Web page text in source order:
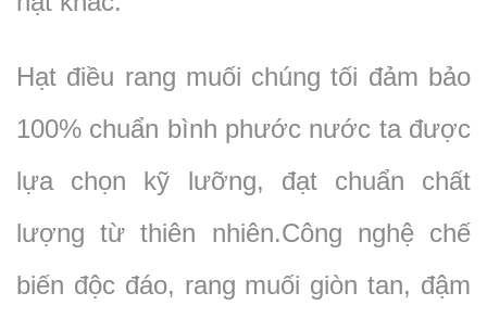
Hạt điều rang muối chúng tối đảm bảo
100% chuẩn bình phước nước ta được
lựa chọn kỹ lưỡng, đạt chuẩn chất
lượng từ thiên nhiên.Công nghệ chế
biến độc đáo, rang muối giòn tan, đậm